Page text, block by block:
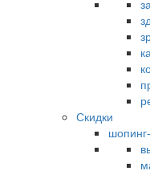
Скидки